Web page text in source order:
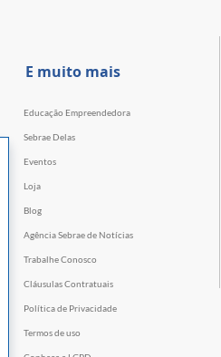
E muito mais
Educação Empreendedora
Sebrae Delas
Eventos
Loja
Blog
Agência Sebrae de Notícias
Trabalhe Conosco
Cláusulas Contratuais
Política de Privacidade
Termos de uso